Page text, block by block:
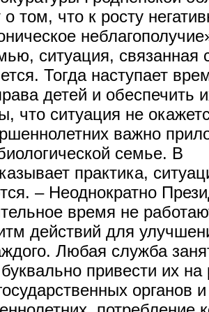
том, что к росту
ситуация, связанная
Тогда наступает
детей и обеспечить
что ситуация не
важно
семье. В
практика,
– Неоднократно
время не
действий для
Любая служба
привести их
органов